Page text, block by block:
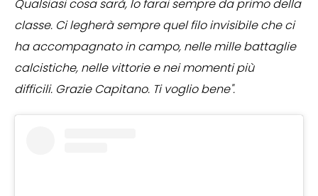
Qualsiasi cosa sarà, lo farai sempre da primo della
classe. Ci legherà sempre quel filo invisibile che ci
ha accompagnato in campo, nelle mille battaglie
calcistiche, nelle vittorie e nei momenti più
difficili. Grazie Capitano. Ti voglio bene".